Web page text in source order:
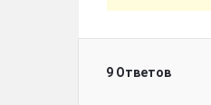
9 Ответов